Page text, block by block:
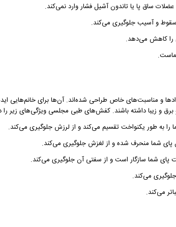
ساق پا یا تاندون آشیل فشار وارد نمی‌کند.
سقوط و آسیب جلوگیری می‌کند.
را کاهش می‌دهد.
و مناسبت‌های خاص طراحی شده‌اند. آن‌ها برای خانم‌هایی
و زیبا داشته باشند. کفش‌های طبی مجلسی ویژگی‌های زیر را
را به طور یکنواخت تقسیم می‌کند و از لرزش جلوگیری می‌کند.
پای شما منحرف شده و از لغزش جلوگیری می‌کند.
پای شما سازگار است و از سفتی آن جلوگیری می‌کند.
می‌کند.
می‌کند.